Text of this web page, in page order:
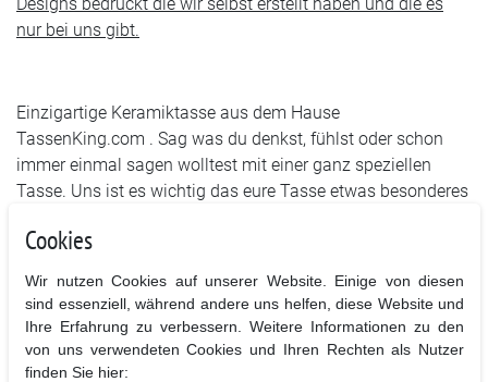
nur bei uns gibt.
Einzigartige Keramiktasse aus dem Hause
TassenKing.com . Sag was du denkst, fühlst oder schon
immer einmal sagen wolltest mit einer ganz speziellen
Tasse. Uns ist es wichtig das eure Tasse etwas besonderes
Hochwertiger Sublimationsdruck in höchster Qualität für
lange Lebensdauer.
Bedruckt ist die Vorder- und Rückseite mit dem Motiv
Cookies
Wir nutzen Cookies auf unserer Website. Einige von diesen
sind essenziell, während andere uns helfen, diese Website und
Ihre Erfahrung zu verbessern. Weitere Informationen zu den
von uns verwendeten Cookies und Ihren Rechten als Nutzer
finden Sie hier: